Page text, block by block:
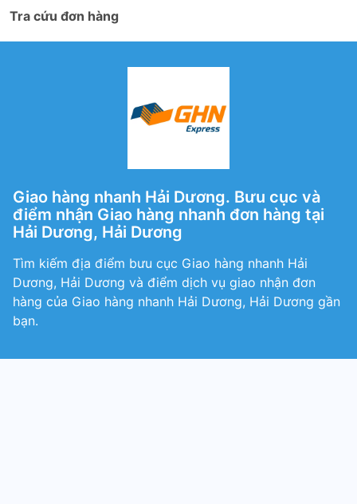
Tra cứu đơn hàng
Giao hàng nhanh Hải Dương. Bưu cục và
điểm nhận Giao hàng nhanh đơn hàng tại
Hải Dương, Hải Dương
Tìm kiếm địa điểm bưu cục Giao hàng nhanh Hải
Dương, Hải Dương và điểm dịch vụ giao nhận đơn
hàng của Giao hàng nhanh Hải Dương, Hải Dương gần
bạn.